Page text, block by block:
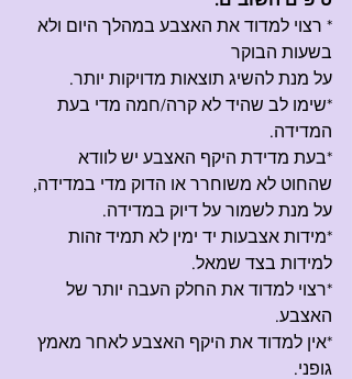
* רצוי למדוד את האצבע במהלך היום ולא
בשעות הבוקר
על מנת להשיג תוצאות מדויקות יותר.
*שימו לב שהיד לא קרה/חמה מדי בעת
המדידה.
*בעת מדידת היקף האצבע יש לוודא
שהחוט לא משוחרר או הדוק מדי במדידה,
על מנת לשמור על דיוק במדידה.
*מידות אצבעות יד ימין לא תמיד זהות
למידות בצד שמאל.
*רצוי למדוד את החלק העבה יותר של
האצבע.
*אין למדוד את היקף האצבע לאחר מאמץ
גופני.